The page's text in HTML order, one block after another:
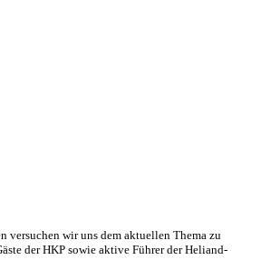
versuchen wir uns dem aktuellen Thema zu
der HKP sowie aktive Führer der Heliand-